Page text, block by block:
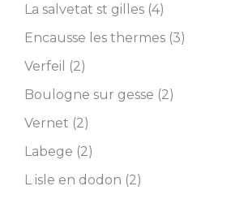
La salvetat st gilles (4)
Encausse les thermes (3)
Verfeil (2)
Boulogne sur gesse (2)
Vernet (2)
Labege (2)
L isle en dodon (2)